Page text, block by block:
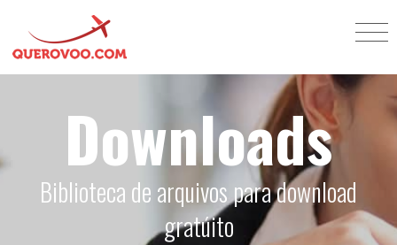
Downloads
Biblioteca de arquivos para download
gratúito